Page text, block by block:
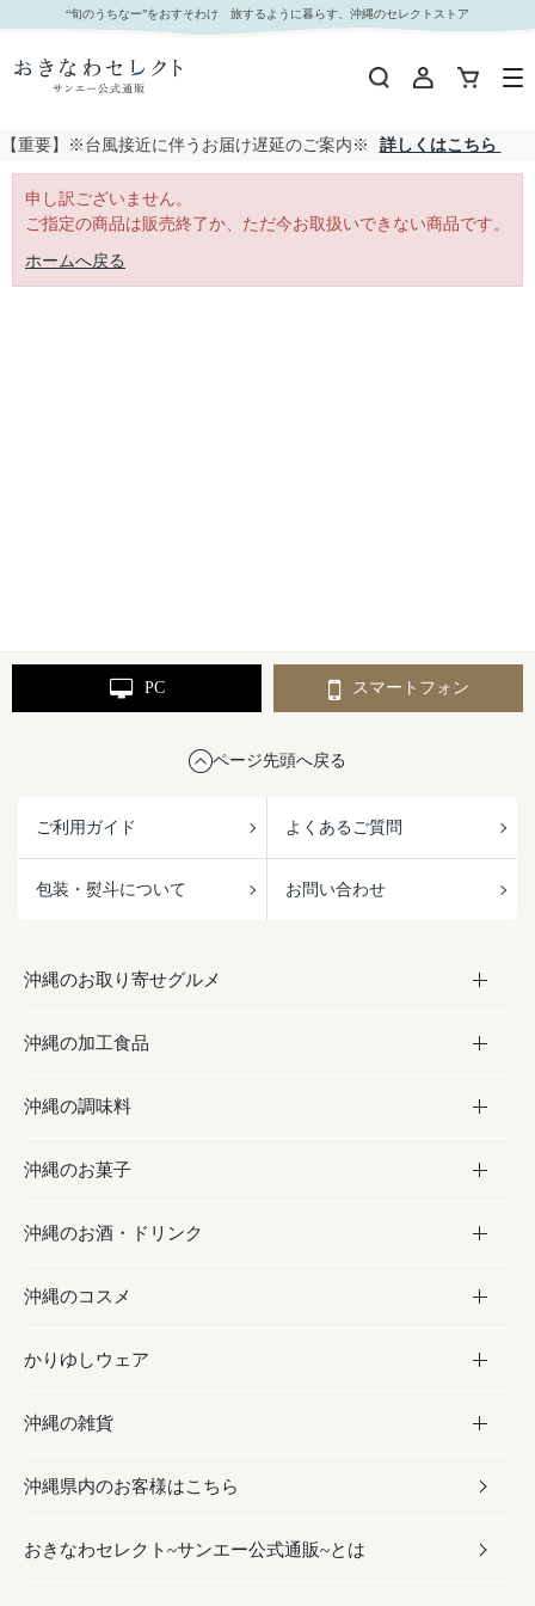
｜おきなわセレクト サンエー公式通販
“旬のうちなー”をおすそわけ 旅するように暮らす、沖縄のセレクトストア
【重要】※台風接近に伴うお届け遅延のご案内※ 詳しくはこちら
申し訳ございません。
ご指定の商品は販売終了か、ただ今お取扱いできない商品です。
ホームへ戻る
PC スマートフォン
ページ先頭へ戻る
ご利用ガイド よくあるご質問
包装・熨斗について お問い合わせ
沖縄のお取り寄せグルメ
お取り寄せグルメ
フルーツ・野菜
お肉
海産物
沖縄の加工食品
加工食品
缶詰／パウチ
沖縄料理
沖縄そば／乾麺
レトルト食品
乾物／粉類
沖縄の調味料
調味料
砂糖／黒砂糖
塩
お酢／ドレッシング
しょうゆ
みそ
だし／スパイス／島唐辛子
沖縄のお菓子
お菓子
黒糖
ちんすこう
伝統菓子
スナック
おつまみ
沖縄のお酒・ドリンク
お酒・ドリンク
泡盛
ビール・チューハイ
ワイン・ウィスキー・カクテル
ドリンク
沖縄のコスメ
コスメ
スキンケア
ボディケア
ヘアケア
かりゆしウェア
かりゆしウェア
メンズ
レディース
沖縄の雑貨
雑貨
沖縄ファッション
沖縄県内のお客様はこちら
おきなわセレクト~サンエー公式通販~とは